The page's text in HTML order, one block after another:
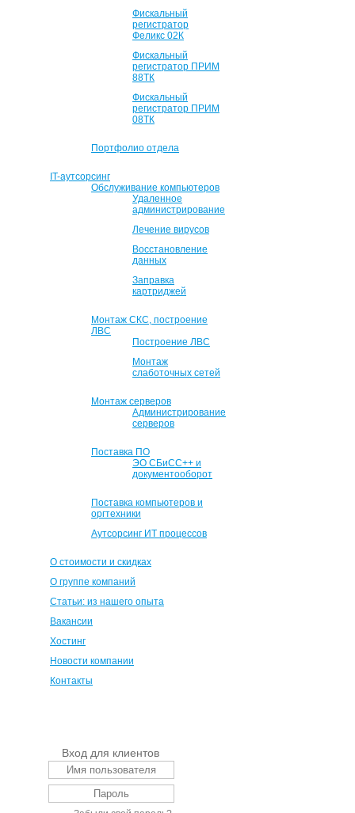
Фискальный
регистратор
Феликс 02К
Фискальный
регистратор ПРИМ
88ТК
Фискальный
регистратор ПРИМ
08ТК
Портфолио отдела
IT-аутсорсинг
Обслуживание компьютеров
Удаленное
администрирование
Лечение вирусов
Восстановление
данных
Заправка
картриджей
Монтаж СКС, построение
ЛВС
Построение ЛВС
Монтаж
слаботочных сетей
Монтаж серверов
Администрирование
серверов
Поставка ПО
ЭО СБиСС++ и
документооборот
Поставка компьютеров и
оргтехники
Аутсорсинг ИТ процессов
О стоимости и скидках
О группе компаний
Статьи: из нашего опыта
Вакансии
Хостинг
Новости компании
Контакты
Вход для клиентов